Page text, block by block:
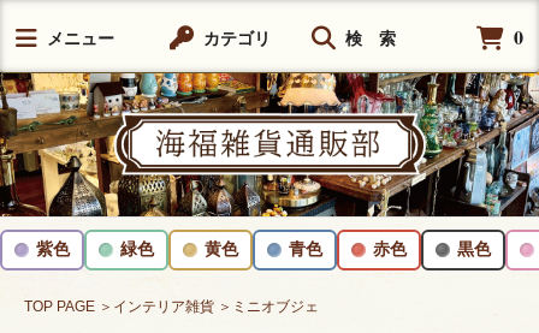
メニュー カテゴリ 検 索 0
紫色 緑色 黄色 青色 赤色 黒色
TOP PAGE ＞インテリア雑貨 ＞ミニオブジェ